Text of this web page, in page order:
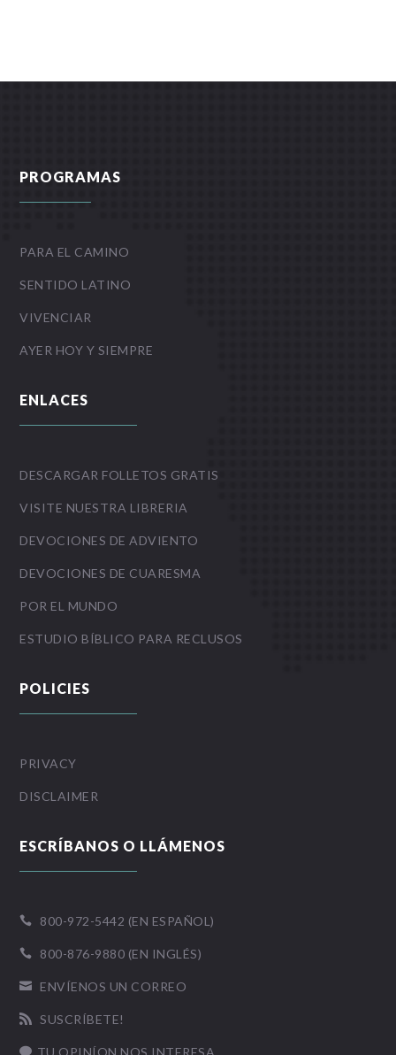
PROGRAMAS
PARA EL CAMINO
SENTIDO LATINO
VIVENCIAR
AYER HOY Y SIEMPRE
ENLACES
DESCARGAR FOLLETOS GRATIS
VISITE NUESTRA LIBRERIA
DEVOCIONES DE ADVIENTO
DEVOCIONES DE CUARESMA
POR EL MUNDO
ESTUDIO BÍBLICO PARA RECLUSOS
POLICIES
PRIVACY
DISCLAIMER
ESCRÍBANOS O LLÁMENOS
 800-972-5442 (EN ESPAÑOL)
 800-876-9880 (EN INGLÉS)
 ENVÍENOS UN CORREO
 SUSCRÍBETE!
 TU OPINÍON NOS INTERESA